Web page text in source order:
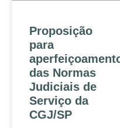
Proposição
para
das Normas
Judiciais de
Serviço da
CGJ/SP